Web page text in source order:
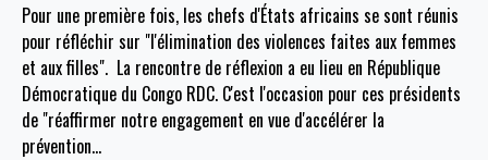
Pour une première fois, les chefs d'États africains se sont réunis
pour réfléchir sur "l'élimination des violences faites aux femmes
et aux filles". La rencontre de réflexion a eu lieu en République
Démocratique du Congo RDC. C'est l'occasion pour ces présidents
de "réaffirmer notre engagement en vue d'accélérer la
prévention…